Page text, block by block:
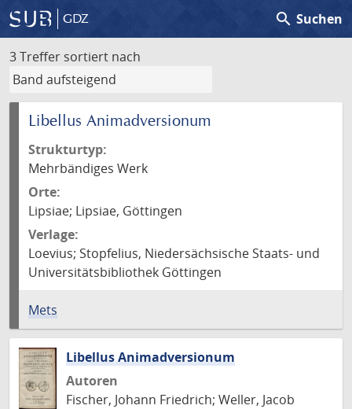
GDZ search Suchen
3 Treffer sortiert nach
Libellus Animadversionum
Strukturtyp:
Mehrbändiges Werk
Orte:
Lipsiae; Lipsiae, Göttingen
Verlage:
Loevius; Stopfelius, Niedersächsische Staats- und
Universitätsbibliothek Göttingen
Mets
Libellus Animadversionum
Autoren
Fischer, Johann Friedrich; Weller, Jacob